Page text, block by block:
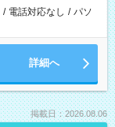
/ 電話対応なし / パソ
詳細へ
掲載日：2026.08.06